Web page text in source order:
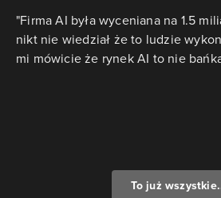
"Firma AI była wyceniana na 1.5
nikt nie wiedział że to ludzie
mi mówicie że rynek AI to nie
To już